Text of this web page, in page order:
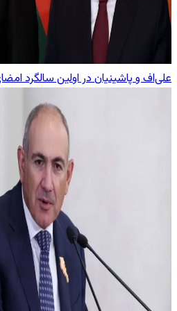
علی‌اف و پاشینیان در اولین سالگرد